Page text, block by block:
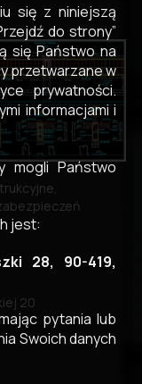
20
się z niniejszą
do strony”
się Państwo na
przetwarzane w
prywatności.
informacjami i
mogli Państwo
jest:
28, 90-419,
pytania lub
Swoich danych